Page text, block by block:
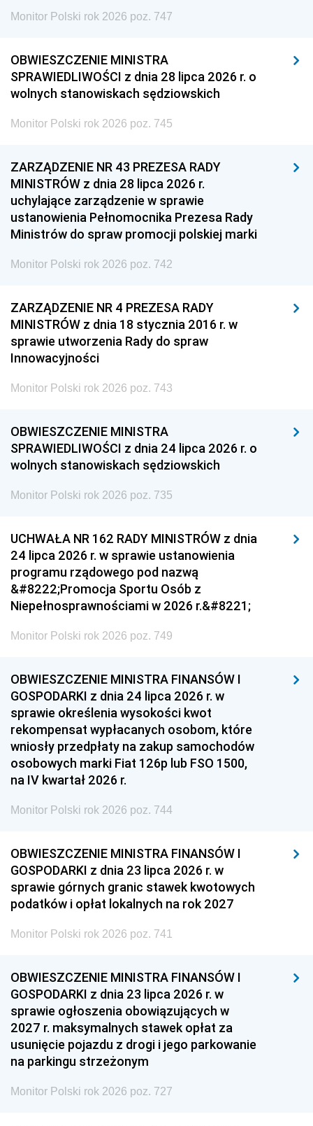
Monitor Polski rok 2026 poz. 747
OBWIESZCZENIE MINISTRA
SPRAWIEDLIWOŚCI z dnia 28 lipca 2026 r. o
wolnych stanowiskach sędziowskich
Monitor Polski rok 2026 poz. 745
ZARZĄDZENIE NR 43 PREZESA RADY
MINISTRÓW z dnia 28 lipca 2026 r.
uchylające zarządzenie w sprawie
ustanowienia Pełnomocnika Prezesa Rady
Ministrów do spraw promocji polskiej marki
Monitor Polski rok 2026 poz. 742
ZARZĄDZENIE NR 4 PREZESA RADY
MINISTRÓW z dnia 18 stycznia 2016 r. w
sprawie utworzenia Rady do spraw
Innowacyjności
Monitor Polski rok 2026 poz. 743
OBWIESZCZENIE MINISTRA
SPRAWIEDLIWOŚCI z dnia 24 lipca 2026 r. o
wolnych stanowiskach sędziowskich
Monitor Polski rok 2026 poz. 735
UCHWAŁA NR 162 RADY MINISTRÓW z dnia
24 lipca 2026 r. w sprawie ustanowienia
programu rządowego pod nazwą
&#8222;Promocja Sportu Osób z
Niepełnosprawnościami w 2026 r.&#8221;
Monitor Polski rok 2026 poz. 749
OBWIESZCZENIE MINISTRA FINANSÓW I
GOSPODARKI z dnia 24 lipca 2026 r. w
sprawie określenia wysokości kwot
rekompensat wypłacanych osobom, które
wniosły przedpłaty na zakup samochodów
osobowych marki Fiat 126p lub FSO 1500,
na IV kwartał 2026 r.
Monitor Polski rok 2026 poz. 744
OBWIESZCZENIE MINISTRA FINANSÓW I
GOSPODARKI z dnia 23 lipca 2026 r. w
sprawie górnych granic stawek kwotowych
podatków i opłat lokalnych na rok 2027
Monitor Polski rok 2026 poz. 741
OBWIESZCZENIE MINISTRA FINANSÓW I
GOSPODARKI z dnia 23 lipca 2026 r. w
sprawie ogłoszenia obowiązujących w
2027 r. maksymalnych stawek opłat za
usunięcie pojazdu z drogi i jego parkowanie
na parkingu strzeżonym
Monitor Polski rok 2026 poz. 727